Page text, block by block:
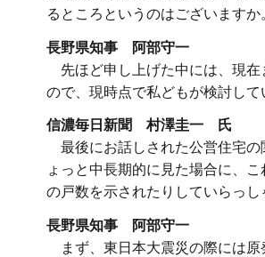
るところというのはございますか
長野県知事 阿部守一
先ほど申し上げた中には、現在
ので、現時点で私どもが検討して
信濃毎日新聞 村澤圭一 氏
最後にお話しされた公営住宅の
ょっと中長期的に見た場合に、
の戸数を示されたりしていらっ
長野県知事 阿部守一
まず、東日本大震災の際には原